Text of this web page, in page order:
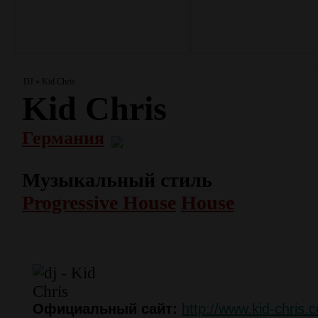
DJ » Kid Chris
Kid Chris
Германия
Музыкальный стиль
Progressive House House
Официальный сайт: http://www.kid-